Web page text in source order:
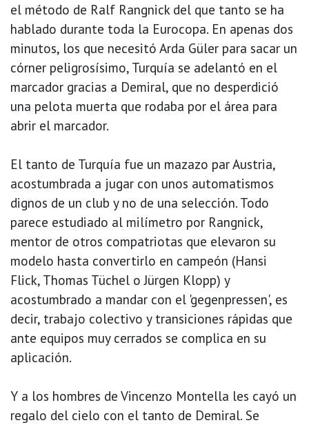
el método de Ralf Rangnick del que tanto se ha
hablado durante toda la Eurocopa. En apenas dos
minutos, los que necesitó Arda Güler para sacar un
córner peligrosísimo, Turquía se adelantó en el
marcador gracias a Demiral, que no desperdició
una pelota muerta que rodaba por el área para
abrir el marcador.
El tanto de Turquía fue un mazazo par Austria,
acostumbrada a jugar con unos automatismos
dignos de un club y no de una selección. Todo
parece estudiado al milímetro por Rangnick,
mentor de otros compatriotas que elevaron su
modelo hasta convertirlo en campeón (Hansi
Flick, Thomas Tüchel o Jürgen Klopp) y
acostumbrado a mandar con el 'gegenpressen', es
decir, trabajo colectivo y transiciones rápidas que
ante equipos muy cerrados se complica en su
aplicación.
Y a los hombres de Vincenzo Montella les cayó un
regalo del cielo con el tanto de Demiral. Se